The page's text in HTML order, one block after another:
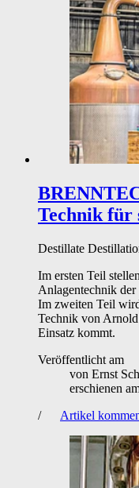
Technik für
Destillate
Im ersten Teil
Anlagentechnik
Im zweiten Teil
Technik von
Einsatz kommt.
Veröffentlicht am
von Ernst
erschienen
/
Artikel